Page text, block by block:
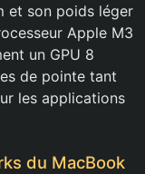
et son poids léger
Apple M3
un GPU 8
de pointe tant
les applications
du MacBook